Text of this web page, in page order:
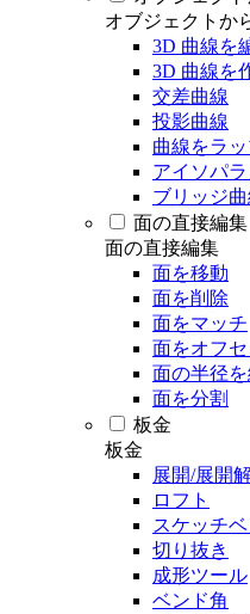
オブジェクトか
3D 曲線を
3D 曲線を
交差曲線
投影曲線
曲線をラ
アイソパ
ブリッジ
面の直接編集
面の直接編集
面を移動
面を削除
面をマッチ
面をオフセ
面の半径
面を分割
板金
板金
展開/展開
ロフト
スケッチ
切り抜き
成形ツール
ベンド角